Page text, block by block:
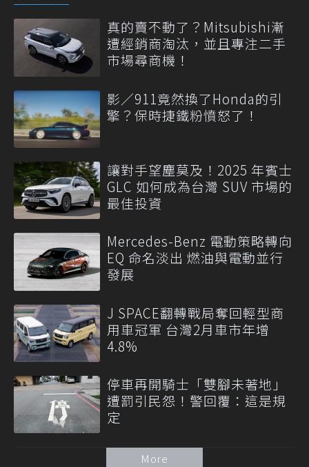
真的賣不動了？Mitsubishi漸
遭經銷商淘汰，並且專注二手
市場尋商機！
影／911竟然換了Honda的引
擎？保時捷鐵粉憤怒了！
讓對手望塵莫及！2025 年賓士
GLC 如何成為台灣 SUV 市場的
最佳投資
Mercedes-Benz 電動策略轉向
EQ 命名淡出 燃油與電動並行
發展
J SPACE翻轉戰局奪回輕型商
用車冠軍 台灣2月車市年增
4.8%
停車再開騎士「雙腳未著地」
遭罰引民怨！警回覆：這是規
定
More